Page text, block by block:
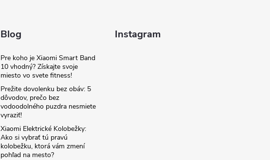
Blog
Pre koho je Xiaomi Smart Band
10 vhodný? Získajte svoje
miesto vo svete fitness!
Prežite dovolenku bez obáv: 5
dôvodov, prečo bez
vodoodolného puzdra nesmiete
vyraziť!
Xiaomi Elektrické Kolobežky:
Ako si vybrať tú pravú
kolobežku, ktorá vám zmení
pohľad na mesto?
Instagram